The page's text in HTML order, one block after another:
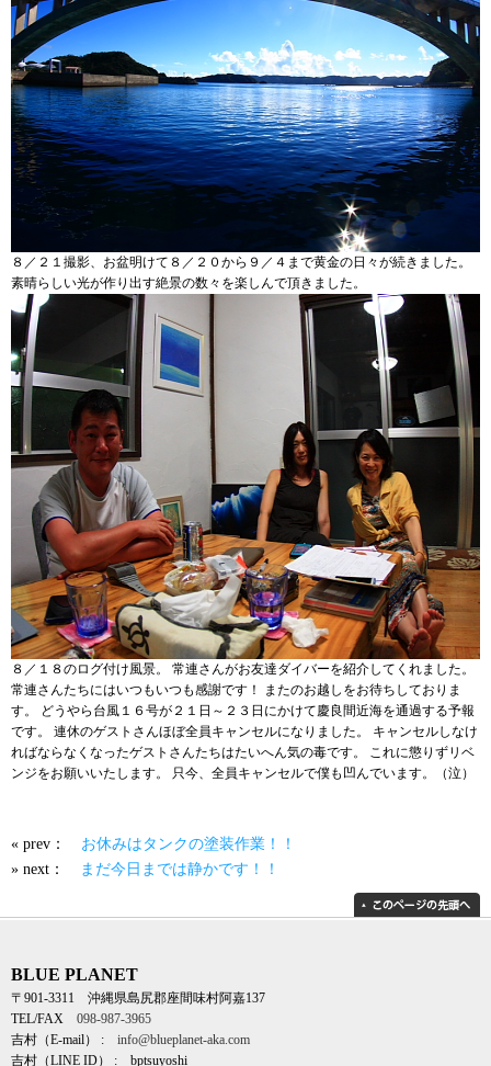
８／２１撮影、お盆明けて８／２０から９／４まで黄金の日々が続きました。
素晴らしい光が作り出す絶景の数々を楽しんで頂きました。
８／１８のログ付け風景。 常連さんがお友達ダイバーを紹介してくれました。
常連さんたちにはいつもいつも感謝です！ またのお越しをお待ちしておりま
す。 どうやら台風１６号が２１日～２３日にかけて慶良間近海を通過する予報
です。 連休のゲストさんほぼ全員キャンセルになりました。 キャンセルしなけ
ればならなくなったゲストさんたちはたいへん気の毒です。 これに懲りずリベ
ンジをお願いいたします。 只今、全員キャンセルで僕も凹んでいます。（泣）
« prev： お休みはタンクの塗装作業！！
» next：
まだ今日までは静かです！！
BLUE PLANET
〒901-3311 沖縄県島尻郡座間味村阿嘉137
TEL/FAX 098-987-3965
吉村（E-mail） : info@blueplanet-aka.com
吉村（LINE ID） : bptsuyoshi